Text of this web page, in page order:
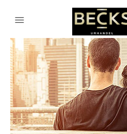
HEM
KLOCKOR
VARUMÄRKEN
BUTIKEN